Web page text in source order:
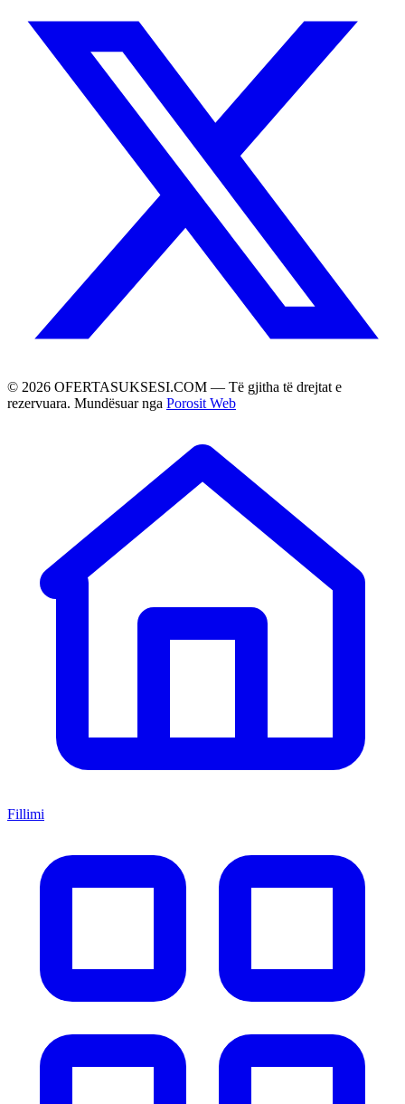
© 2026 OFERTASUKSESI.COM — Të gjitha të drejtat e
rezervuara. Mundësuar nga Porosit Web
Fillimi